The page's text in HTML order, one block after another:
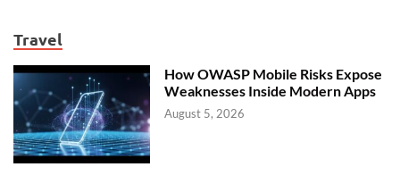
Travel
How OWASP Mobile Risks Expose
Weaknesses Inside Modern Apps
August 5, 2026